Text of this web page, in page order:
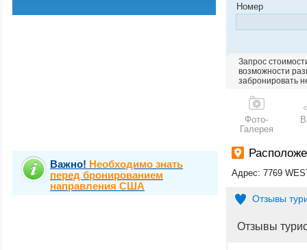
Важно! Необходимо знать
перед бронированием
направления США
Номер
Запрос
возможности
забронировать
Фото-
Галерея
Адрес: 7769
Отзывы
Отзывы